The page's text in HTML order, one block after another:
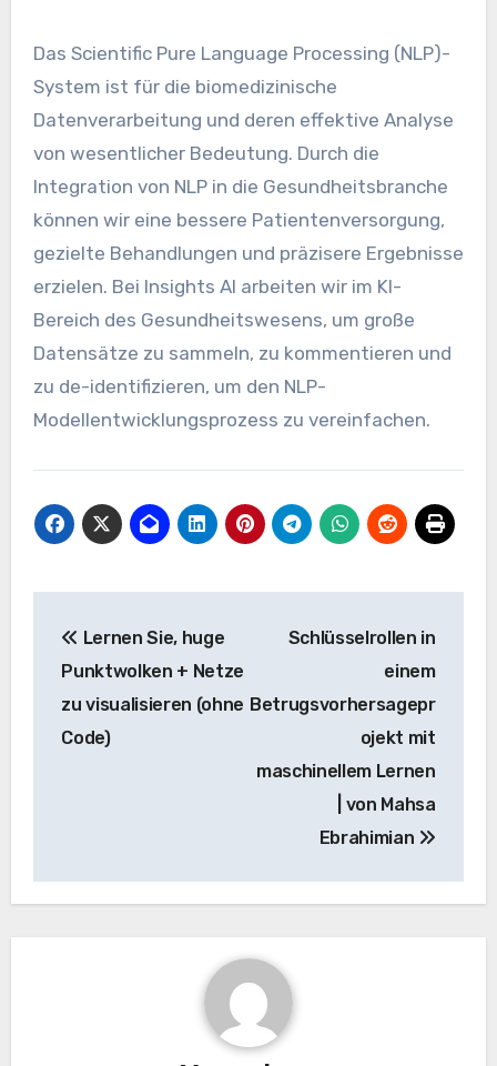
Das Scientific Pure Language Processing (NLP)-
System ist für die biomedizinische
Datenverarbeitung und deren effektive Analyse
von wesentlicher Bedeutung. Durch die
Integration von NLP in die Gesundheitsbranche
können wir eine bessere Patientenversorgung,
gezielte Behandlungen und präzisere Ergebnisse
erzielen. Bei Insights AI arbeiten wir im KI-
Bereich des Gesundheitswesens, um große
Datensätze zu sammeln, zu kommentieren und
zu de-identifizieren, um den NLP-
Modellentwicklungsprozess zu vereinfachen.
Navigation
Lernen Sie, huge
Punktwolken + Netze
zu visualisieren (ohne
Code)
Schlüsselrollen in
einem
Betrugsvorhersagepr
ojekt mit
maschinellem Lernen
| von Mahsa
Ebrahimian